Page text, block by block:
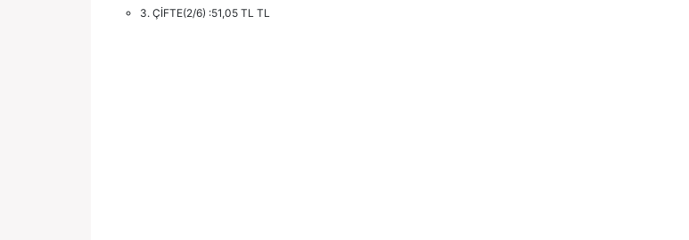
3. ÇİFTE(2/6) :51,05 TL TL